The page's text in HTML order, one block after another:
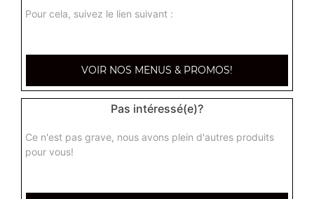
Sauce tomate, viande hachée, poivrons
Pasta classico cordon bleu
Crème fraiche, cordon bleu
Sauce tomate, morceaux de poulet rôti, crème d'olives
Pour cela, suivez le lien suivant :
VOIR NOS MENUS & PROMOS!
Pas intéressé(e)?
Ce n'est pas grave, nous avons plein d'autres produits
pour vous!